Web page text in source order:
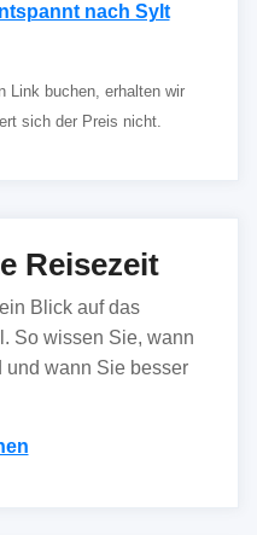
nach Sylt
Link buchen, erhalten wir
sich der Preis nicht.
Reisezeit
Blick auf das
So wissen Sie, wann
und wann Sie besser